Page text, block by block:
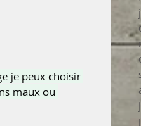
je peux choisir
maux ou